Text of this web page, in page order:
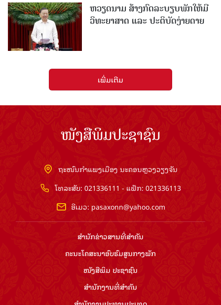
ຫວຽດນາມ ສ້າງກົດລະບຽບພັກໃຫ້ມີ
ວິທະຍາສາດ ແລະ ປະຕິບັດງ່າຍດາຍ
ເພີ່ມເຕີມ
ໜັງສືພິມປະຊາຊົນ
ຖະໜົນກຳແພງເມືອງ ນະຄອນຫຼວງວຽງຈັນ
ໂທລະສັບ: 021336111 - ແຟັກ: 021336113
ອີເມວ: pasaxonn@yahoo.com
ສຳ​ນັກ​ຂ່າວ​ສານ​ທີ່​ສຳ​ຄັນ​
ຄະນະໂຄສະນາອົບຮົມ​ສູນ​ກາງ​ພັກ
ໜັງສືພິມ ປະ​ຊາ​ຊົນ
ສຳ​ນັກ​ງານ​ທີ່​ສຳ​ຄັນ